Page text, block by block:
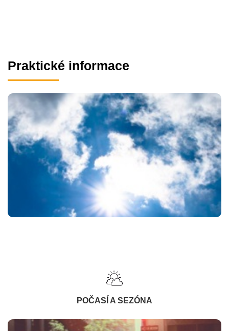
Praktické informace
POČASÍ A SEZÓNA